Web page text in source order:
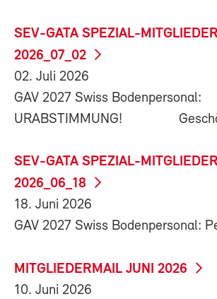
SEV-GATA SPEZIAL-
2026_07_02
02. Juli 2026
GAV 2027 Swiss Bodenpersonal:
URABSTIMMUNG!
SEV-GATA SPEZIAL-
2026_06_18
18. Juni 2026
GAV 2027 Swiss Bodenpersonal:
MITGLIEDERMAIL JUNI 2026
10. Juni 2026